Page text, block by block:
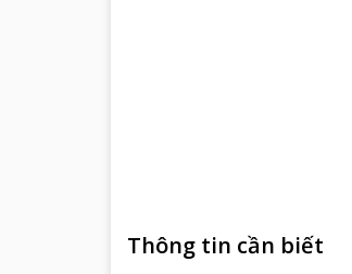
Thông tin cần biết